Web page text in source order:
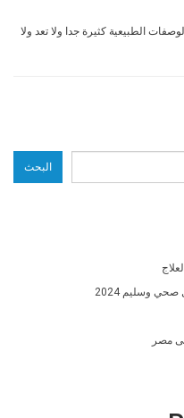
الطبيعية كثيرة جدا ولا تعد ولا
البحث
وسليم 2024
مصر